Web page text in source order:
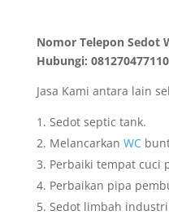
Nomor Telepon Sedot
Hubungi: 081270477110
Jasa Kami antara lain
Sedot septic tank.
Melancarkan WC
Perbaiki tempat cuci
Perbaikan pipa
Sedot limbah